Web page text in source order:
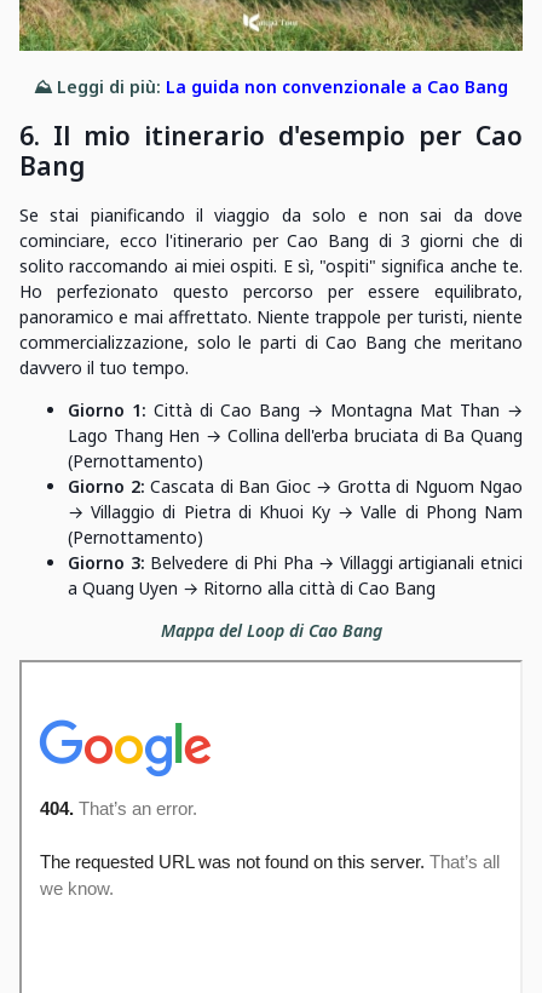
⛰️ Leggi di più: La guida non convenzionale a Cao Bang
6. Il mio itinerario d'esempio per Cao
Bang
Se stai pianificando il viaggio da solo e non sai da dove
cominciare, ecco l'itinerario per Cao Bang di 3 giorni che di
solito raccomando ai miei ospiti. E sì, "ospiti" significa anche te.
Ho perfezionato questo percorso per essere equilibrato,
panoramico e mai affrettato. Niente trappole per turisti, niente
commercializzazione, solo le parti di Cao Bang che meritano
davvero il tuo tempo.
Giorno 1: Città di Cao Bang → Montagna Mat Than →
Lago Thang Hen → Collina dell'erba bruciata di Ba Quang
(Pernottamento)
Giorno 2: Cascata di Ban Gioc → Grotta di Nguom Ngao
→ Villaggio di Pietra di Khuoi Ky → Valle di Phong Nam
(Pernottamento)
Giorno 3: Belvedere di Phi Pha → Villaggi artigianali etnici
a Quang Uyen → Ritorno alla città di Cao Bang
Mappa del Loop di Cao Bang